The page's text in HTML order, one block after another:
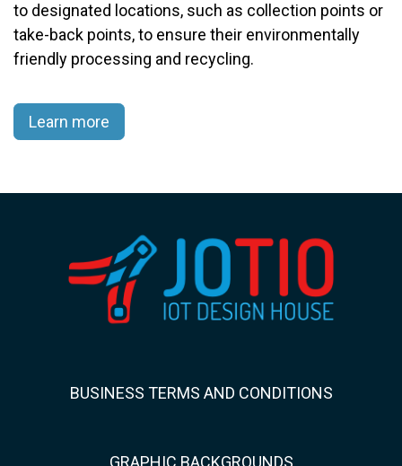
to designated locations, such as collection points or
take-back points, to ensure their environmentally
friendly processing and recycling.​
Learn more
BUSINESS TERMS AND CONDITIONS
GRAPHIC BACKGROUNDS